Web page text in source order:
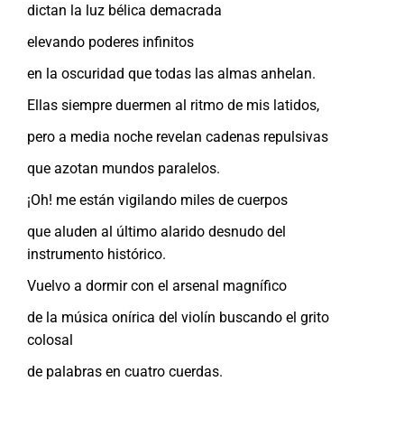
dictan la luz bélica demacrada
elevando poderes infinitos
en la oscuridad que todas las almas anhelan.
Ellas siempre duermen al ritmo de mis latidos,
pero a media noche revelan cadenas repulsivas
que azotan mundos paralelos.
¡Oh! me están vigilando miles de cuerpos
que aluden al último alarido desnudo del
instrumento histórico.
Vuelvo a dormir con el arsenal magnífico
de la música onírica del violín buscando el grito
colosal
de palabras en cuatro cuerdas.